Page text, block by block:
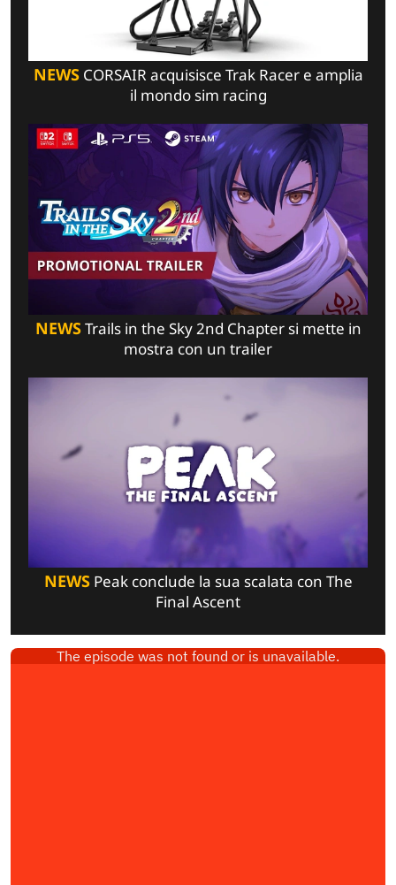
NEWSCORSAIR acquisisce Trak Racer e amplia
il mondo sim racing
NEWSTrails in the Sky 2nd Chapter si mette in
mostra con un trailer
NEWSPeak conclude la sua scalata con The
Final Ascent